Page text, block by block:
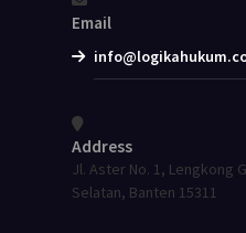
Email
Address
Jl. Aster No. 1, Lengkong
Selatan, Banten 15311